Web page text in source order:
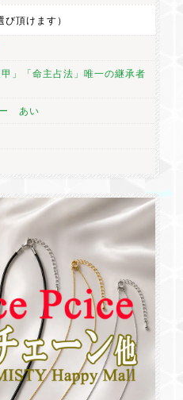
頂けます）
」「命主占法」唯一の継承者
ー あい